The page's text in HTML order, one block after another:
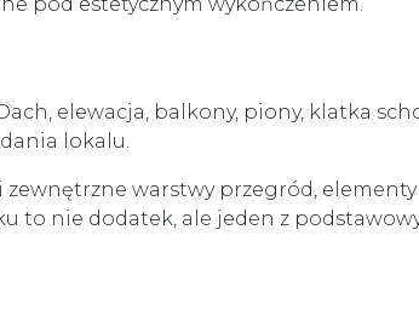
elewacja, balkony, piony, klatka
lokalu.
warstwy przegród,
to nie dodatek, ale jeden z